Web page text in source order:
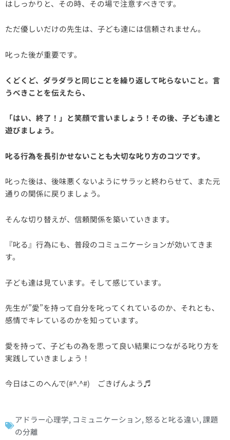
はしっかりと、その時、その場で注意すべきです。
ただ優しいだけの先生は、子ども達には信頼されません。
叱った後が重要です。
くどくど、ダラダラと同じことを繰り返して叱らないこと。言
うべきことを伝えたら、
「はい、終了！」と笑顔で言いましょう！その後、子ども達と
遊びましょう。
叱る行為を長引かせないことも大切な叱り方のコツです。
叱った後は、後味悪くないようにサラッと終わらせて、また元
通りの関係に戻りましょう。
そんな切り替えが、信頼関係を築いていきます。
『叱る』行為にも、普段のコミュニケーションが効いてきま
す。
子ども達は見ています。そして感じています。
先生が”愛”を持って自分を叱ってくれているのか、それとも、
感情でキレているのかを知っています。
愛を持って、子どもの為を思って良い結果につながる叱り方を
実践していきましょう！
今日はこのへんで(#^.^#) ごきげんよう♬
アドラー心理学, コミュニケーション,怒ると叱る違い,課題
の分離